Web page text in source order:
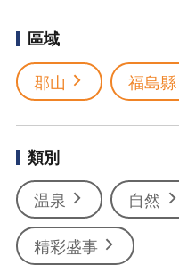
區域
郡山
福島縣
類別
温泉
自然
精彩盛事